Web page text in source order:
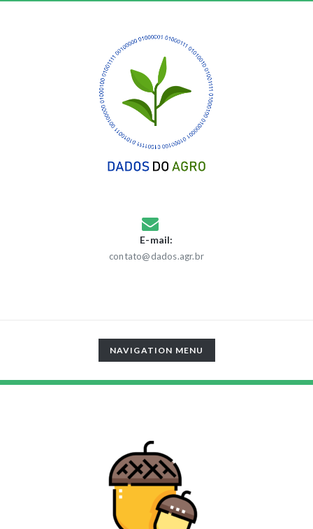
E-mail:
contato@dados.agr.br
TOGGLE
NAVIGATION
NAVIGATION MENU